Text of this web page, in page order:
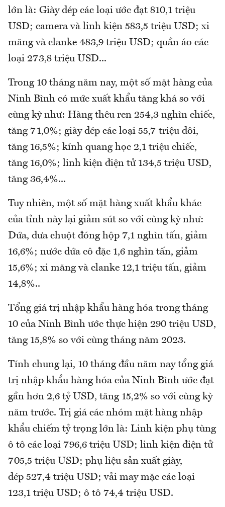
lớn là: Giày dép các loại ước đạt 810,1 triệu
USD; camera và linh kiện 583,5 triệu USD; xi
măng và clanke 483,9 triệu USD; quần áo các
loại 273,8 triệu USD...
Trong 10 tháng năm nay, một số mặt hàng của
Ninh Bình có mức xuất khẩu tăng khá so với
cùng kỳ như: Hàng thêu ren 254,3 nghìn chiếc,
tăng 71,0%; giày dép các loại 55,7 triệu đôi,
tăng 16,5%; kính quang học 2,1 triệu chiếc,
tăng 16,0%; linh kiện điện tử 134,5 triệu USD,
tăng 36,4%...
Tuy nhiên, một số mặt hàng xuất khẩu khác
của tỉnh này lại giảm sút so với cùng kỳ như:
Dứa, dưa chuột đóng hộp 7,1 nghìn tấn, giảm
16,6%; nước dứa cô đặc 1,6 nghìn tấn, giảm
15,6%; xi măng và clanke 12,1 triệu tấn, giảm
14,8%..
Tổng giá trị nhập khẩu hàng hóa trong tháng
10 của Ninh Bình ước thực hiện 290 triệu USD,
tăng 15,8% so với cùng tháng năm 2023.
Tính chung lại, 10 tháng đầu năm nay tổng giá
trị nhập khẩu hàng hóa của Ninh Bình ước đạt
gần hơn 2,6 tỷ USD, tăng 15,2% so với cùng kỳ
năm trước. Trị giá các nhóm mặt hàng nhập
khẩu chiếm tỷ trọng lớn là: Linh kiện phụ tùng
ô tô các loại 796,6 triệu USD; linh kiện điện tử
705,5 triệu USD; phụ liệu sản xuất giày,
dép 527,4 triệu USD; vải may mặc các loại
123,1 triệu USD; ô tô 74,4 triệu USD.